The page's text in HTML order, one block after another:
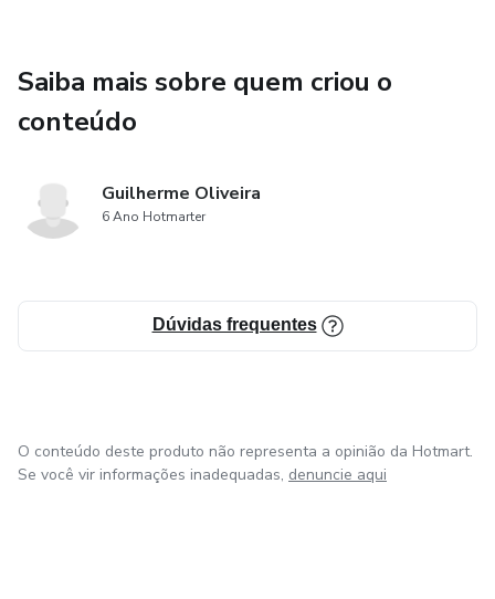
Saiba mais sobre quem criou o
conteúdo
Guilherme Oliveira
6 Ano Hotmarter
Dúvidas frequentes
O conteúdo deste produto não representa a opinião da Hotmart.
Se você vir informações inadequadas, denuncie aqui